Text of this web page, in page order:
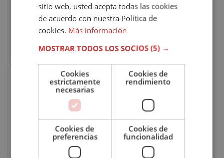
Modalidad
Duración 600
Idioma Español
sitio web, usted acepta todas las cookies
de acuerdo con nuestra Política de
cookies. Más información
MOSTRAR TODOS LOS SOCIOS(5) →
Cookies
estrictamente
necesarias
Cookies de
rendimiento
Cookies de
preferencias
Cookies de
funcionalidad